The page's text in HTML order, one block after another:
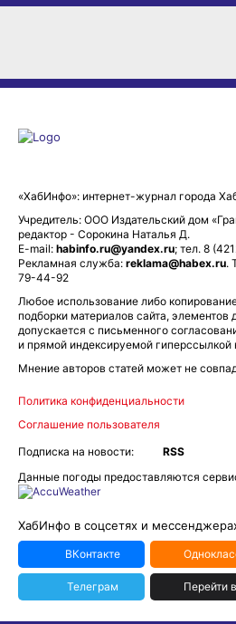
«ХабИнфо»: интернет-журнал города
Учредитель: ООО Издательский дом
редактор - Сорокина Наталья Д.
E-mail: habinfo.ru@yandex.ru; тел. 8
Рекламная служба: reklama@habex.ru.
79-44-92
Любое использование либо
подборки материалов сайта, элементов
допускается с письменного
и прямой индексируемой гиперссылкой
Мнение авторов статей может не
Политика конфиденциальности
Соглашение пользователя
Подписка на новости:
RSS
Данные погоды предоставляются
ХабИнфо в соцсетях и
ВКонтакте
Телеграм Перейти в